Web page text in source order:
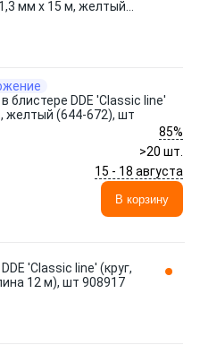
мм х 15 м, желтый
блистере DDE 'Classic line'
желтый (644-672), шт
85%
>20 шт.
15 - 18 августа
В корзину
'Classic line' (круг,
12 м), шт 908917